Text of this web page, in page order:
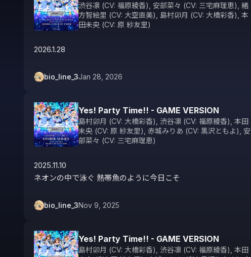
渋谷凛 (CV: 福原綾香) 安部菜々 (CV: 三宅麻理恵) 緒
方智絵里 (CV: 大空直美)
島村卯月 (CV: 大橋彩香) 本
田未央 (CV: 原 紗友里)
2026.1.28
bio_line_3Jan 28, 2026
Yes! Party Time!! - GAME VERSION
島村卯月 (CV: 大橋彩香) 渋谷凛 (CV: 福原綾香) 本田
未央 (CV: 原 紗友里) 赤城みりあ (CV: 黒沢ともよ) 安
部菜々 (CV: 三宅麻理恵)
2025.11.10
ネオンの中で泳ぐ 熱帯魚のように今日こそ
bio_line_3Nov 9, 2025
Yes! Party Time!! - GAME VERSION
島村卯月 (CV: 大橋彩香) 渋谷凛 (CV: 福原綾香) 本田